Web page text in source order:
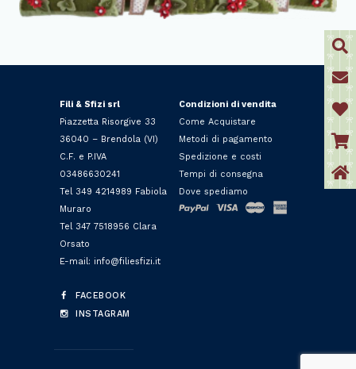
Fili & Sfizi srl
Piazzetta Risorgive 33
36040 – Brendola (VI)
C.F. e P.IVA
03486630241
Tel 349 4214989 Fabiola
Muraro
Tel 347 7518956 Clara
Orsato
E-mail: info@filiesfizi.it
FACEBOOK
INSTAGRAM
Condizioni di vendita
Come Acquistare
Metodi di pagamento
Spedizione e costi
Tempi di consegna
Dove spediamo